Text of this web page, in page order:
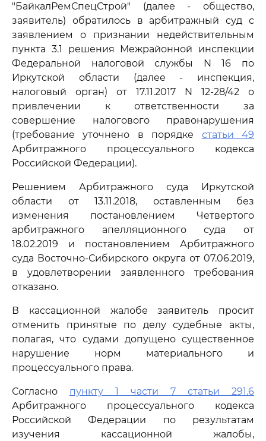
"БайкалРемСпецСтрой" (далее - общество,
заявитель) обратилось в арбитражный суд с
заявлением о признании недействительным
пункта 3.1 решения Межрайонной инспекции
Федеральной налоговой службы N 16 по
Иркутской области (далее - инспекция,
налоговый орган) от 17.11.2017 N 12-28/42 о
привлечении к ответственности за
совершение налогового правонарушения
(требование уточнено в порядке статьи 49
Арбитражного процессуального кодекса
Российской Федерации).
Решением Арбитражного суда Иркутской
области от 13.11.2018, оставленным без
изменения постановлением Четвертого
арбитражного апелляционного суда от
18.02.2019 и постановлением Арбитражного
суда Восточно-Сибирского округа от 07.06.2019,
в удовлетворении заявленного требования
отказано.
В кассационной жалобе заявитель просит
отменить принятые по делу судебные акты,
полагая, что судами допущено существенное
нарушение норм материального и
процессуального права.
Согласно пункту 1 части 7 статьи 291.6
Арбитражного процессуального кодекса
Российской Федерации по результатам
изучения кассационной жалобы,